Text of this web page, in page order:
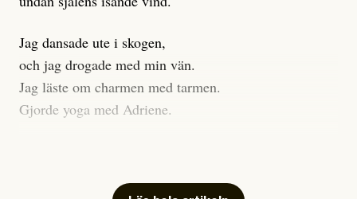
engagera sig i Palestinarörelsen ifrågasätts som de
grupper där Säpo-resursen samlade in uppgifter.
Researchen är grundlig.
Möjligen är det egentligen inte journalistikens metod
som stör?
artiklarna ”inte är bra för” och ”skapar betydligt mer
Jag dansade ute i skogen,
och jag drogade med min vän.
Jag läste om charmen med tarmen.
Gjorde yoga med Adriene.